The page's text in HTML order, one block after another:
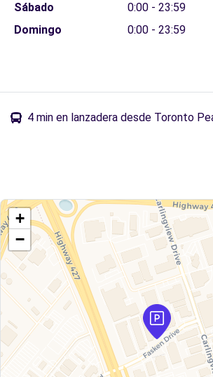
Sábado
0:00 - 23:59
Domingo
0:00 - 23:59
4 min en lanzadera desde Toronto
+
−